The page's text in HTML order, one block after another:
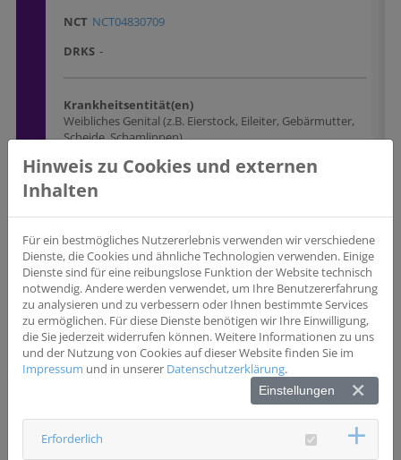
NCT NCT04830709
DRKS -
Krankheitsentität(en)
Weibliches Genital (z.B. Eierstock, Eileiter, Gebärmutter,
Scheide, Schamlippen)
Studientyp
Beobachtungsstudie
Eileiter- oder Bauchfellkrebs * BRCA1/2-Mutationstest
wurde durchgeführt oder ist vorgesehen
Wesentliche Ausschlusskriterien
* aktuelle oder vorgesehene systemische Behandlung
eines anderen Tumors neben o.g. Krebsarten *
Nichteignung für eine Platin-Chemotherapie oder ein
Fortschreiten der Erkrankung unter Chemotherapie
noch vor Einschluss in diese Beobachtungsstudie
Status
Hinweis zu Cookies und externen
Inhalten
Für ein bestmögliches Nutzererlebnis verwenden wir verschiedene
Dienste, die Cookies und ähnliche Technologien verwenden. Einige
Dienste sind für eine reibungslose Funktion der Website technisch
notwendig. Andere werden verwendet, um Ihre Benutzererfahrung
zu analysieren und zu verbessern oder Ihnen bestimmte Services
zu ermöglichen. Für diese Dienste benötigen wir Ihre Einwilligung,
die Sie jederzeit widerrufen können. Weitere Informationen zu uns
und der Nutzung von Cookies auf dieser Website finden Sie im
Impressum und in unserer Datenschutzerklärung.
Einstellungen
Erforderlich